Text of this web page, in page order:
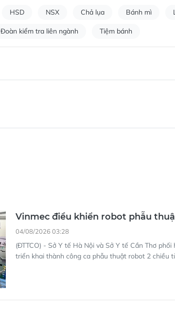
HSD NSX Chả lụa Bánh mì
Đoàn kiểm tra liên ngành Tiệm bánh
Vinmec điều khiển robot phẫu
04/08/2026 03:28
(ĐTTCO) - Sở Y tế Hà Nội và Sở Y tế Cần Thơ
triển khai thành công ca phẫu thuật robot 2 chiều